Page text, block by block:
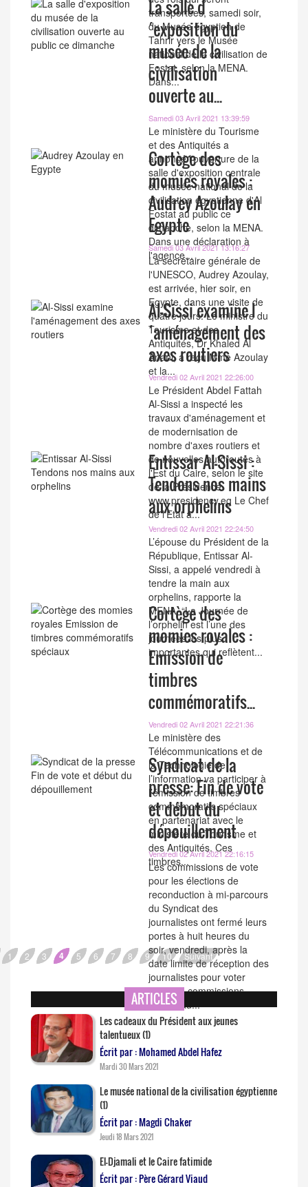
transportées, samedi soir,
du Musée égyptien de
Tahrir vers le Musée
national de la civilisation de
Fostat, selon la MENA.
Dans...
La salle d
´exposition du
musée de la
civilisation
ouverte au...
Samedi 03 Avril 2021 13:39:59
Le ministère du Tourisme
et des Antiquités a
annoncé l'ouverture de la
salle d'exposition centrale
du musée national de la
civilisation égyptienne d'Al
Fostat au public ce
dimanche, selon la MENA.
Dans une déclaration à
l'agence...
Cortège des
momies royales :
Audrey Azoulay en
Egypte
Samedi 03 Avril 2021 13:16:27
La secrétaire générale de
l'UNESCO, Audrey Azoulay,
est arrivée, hier soir, en
Egypte, dans une visite de
quatre jours. Le ministre du
Tourisme et des
Antiquités, Dr Khaled Al
Anani, a reçu Mme Azoulay
et la...
Al-Sissi examine l
´aménagement des
axes routiers
Vendredi 02 Avril 2021 22:26:00
Le Président Abdel Fattah
Al-Sissi a inspecté les
travaux d'aménagement et
de modernisation de
nombre d'axes routiers et
de nouvelles autoroutes à
l'Est du Caire, selon le site
de la Présidence
www.presidency.eg Le Chef
de l'Etat a...
Entissar Al-Sissi :
Tendons nos mains
aux orphelins
Vendredi 02 Avril 2021 22:24:50
L’épouse du Président de la
République, Entissar Al-
Sissi, a appelé vendredi à
tendre la main aux
orphelins, rapporte la
MENA. “La Journée de
l’orphelin est l’une des
journées les plus
importantes qui reflètent...
Cortège des
momies royales :
Emission de
timbres
commémoratifs...
Vendredi 02 Avril 2021 22:21:36
Le ministère des
Télécommunications et de
la Technologie de
l’information va participer à
l’émission de timbres
commémoratifs spéciaux
en partenariat avec le
ministère du Tourisme et
des Antiquités. Ces
timbres...
Syndicat de la
presse: Fin de vote
et début du
dépouillement
Vendredi 02 Avril 2021 22:16:15
Les commissions de vote
pour les élections de
reconduction à mi-parcours
du Syndicat des
journalistes ont fermé leurs
portes à huit heures du
soir, vendredi, après la
date limite de réception des
journalistes pour voter
dans les commissions
tenues au...
1 2 3 4 5 6 7 8 9 10 Suivant
ARTICLES
Les cadeaux du Président aux jeunes
talentueux (1)
Écrit par : Mohamed Abdel Hafez
Mardi 30 Mars 2021
Le musée national de la civilisation égyptienne
(1)
Écrit par : Magdi Chaker
Jeudi 18 Mars 2021
El-Djamali et le Caire fatimide
Écrit par : Père Gérard Viaud